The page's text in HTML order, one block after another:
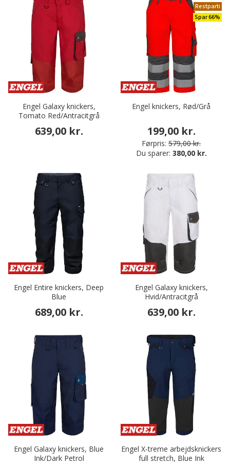
Engel Galaxy knickers,
Tomato Red/Antracitgrå
639,00 kr.
Restparti
Spar 66%
Engel knickers, Rød/Grå
199,00 kr.
Førpris: 579,00 kr.
Du sparer: 380,00 kr.
Engel Entire knickers, Deep
Blue
689,00 kr.
Engel Galaxy knickers,
Hvid/Antracitgrå
639,00 kr.
Engel Galaxy knickers, Blue
Ink/Dark Petrol
Engel X-treme arbejdsknickers
full stretch, Blue Ink